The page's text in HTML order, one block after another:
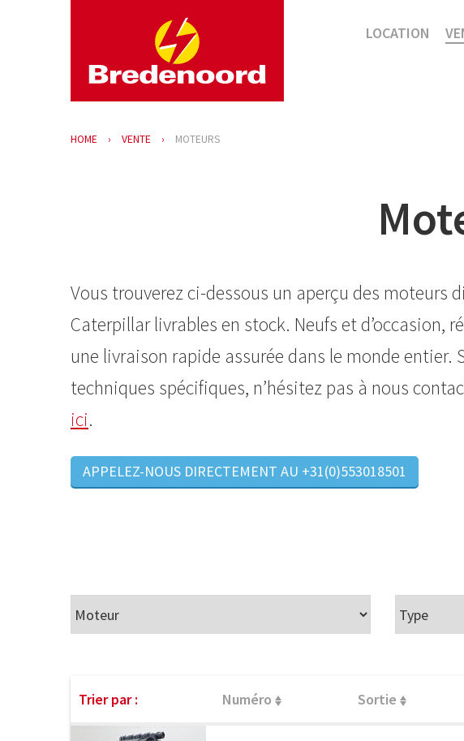
LOCATION
HOME VENTE MOTEURS
Vous trouverez ci-dessous un aperçu des moteurs
Caterpillar livrables en stock. Neufs et d’occasion,
une livraison rapide assurée dans le monde entier.
techniques spécifiques, n’hésitez pas à nous
ici.
APPELEZ-NOUS DIRECTEMENT AU +31(0)553018501
Trier par : Numéro Sortie